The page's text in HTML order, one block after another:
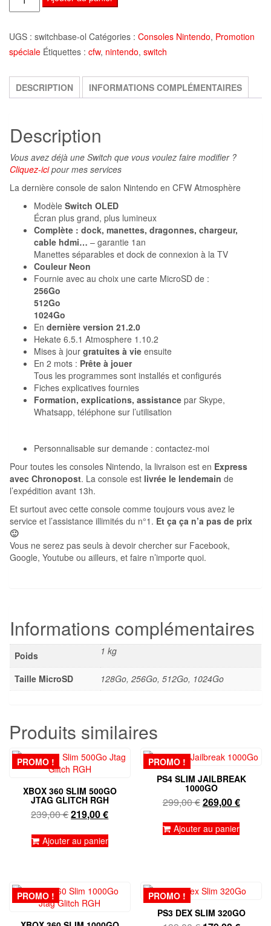
de
Switch
OLED
UGS : switchbase-ol Catégories : Consoles Nintendo, Promotion
spéciale Étiquettes : cfw, nintendo, switch
DESCRIPTION INFORMATIONS COMPLÉMENTAIRES
Description
Vous avez déjà une Switch que vous voulez faire modifier ?
Cliquez-icipour mes services
La dernière console de salon Nintendo en CFW Atmosphère
Modèle Switch OLED
Écran plus grand, plus lumineux
Complète : dock, manettes, dragonnes, chargeur,
cable hdmi… – garantie 1an
Manettes séparables et dock de connexion à la TV
Couleur Neon
Fournie avec au choix une carte MicroSD de :
256Go
512Go
1024Go
En dernière version 21.2.0
Hekate 6.5.1 Atmosphere 1.10.2
Mises à jour gratuites à vie ensuite
En 2 mots : Prête à jouer
Tous les programmes sont installés et configurés
Fiches explicatives fournies
Formation, explications, assistance par Skype,
Whatsapp, téléphone sur l’utilisation
Personnalisable sur demande : contactez-moi
Pour toutes les consoles Nintendo, la livraison est en Express
avec Chronopost. La console est livrée le lendemain de
l’expédition avant 13h.
Et surtout avec cette console comme toujours vous avez le
service et l’assistance illimités du n°1. Et ça ça n’a pas de prix
🙂
Vous ne serez pas seuls à devoir chercher sur Facebook,
Google, Youtube ou ailleurs, et faire n’importe quoi.
Informations complémentaires
Poids 1 kg
Taille MicroSD 128Go, 256Go, 512Go, 1024Go
Produits similaires
PROMO !
XBOX 360 SLIM 500GO
JTAG GLITCH RGH
239,00€Le
initial
219,00€Le
actuel
Ajouter au panier
PROMO !
PS4 SLIM JAILBREAK
1000GO
299,00€Le
initial
269,00€Le
actuel
Ajouter au panier
PROMO !
PROMO !
PS3 DEX SLIM 320GO